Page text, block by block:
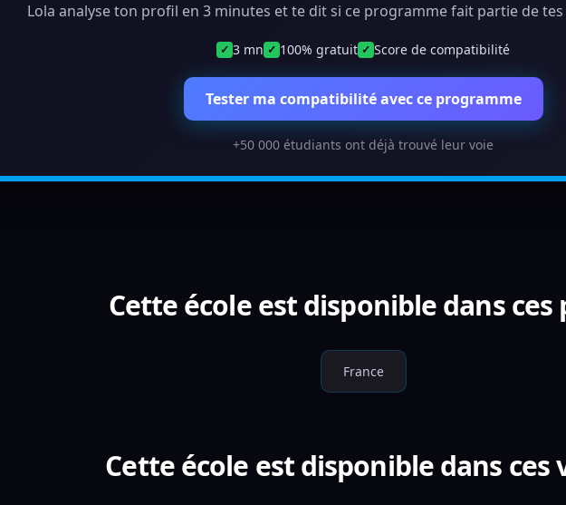
Lola analyse ton profil en 3 minutes et te dit si ce programme fait partie de tes
✓ 3 mn ✓ 100% gratuit ✓ Score de compatibilité
Tester ma compatibilité avec ce programme
+50 000 étudiants ont déjà trouvé leur voie
Cette école est disponible dans ces
France
Cette école est disponible dans ces